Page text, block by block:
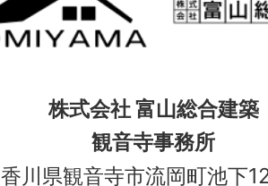
株式会社 富山総合建築
観音寺事務所
香川県観音寺市流岡町池下